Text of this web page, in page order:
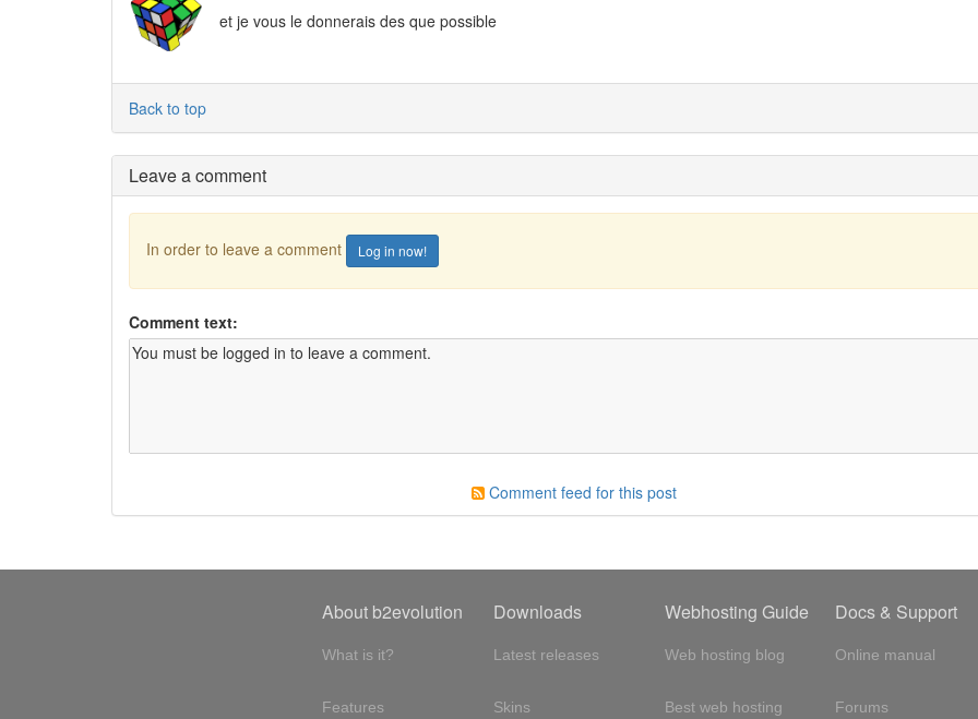
et je vous le donnerais des que possible
Back to top
Leave a comment
In order to leave a comment Log in now!
Comment text:
Comment feed for this post
About b2evolution
What is it?
Features
Downloads
Latest releases
Skins
Webhosting Guide
Web hosting blog
Best web hosting
Docs & Support
Online manual
Forums